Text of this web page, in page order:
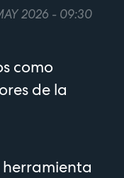
2026 - 09:30
como
de la